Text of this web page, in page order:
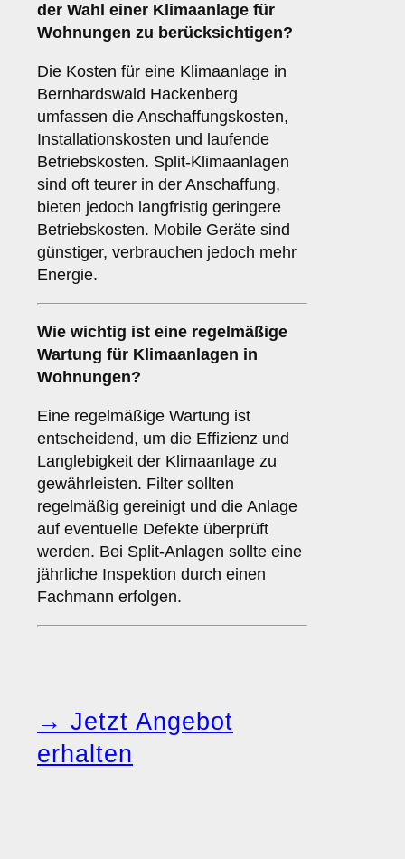
der Wahl einer Klimaanlage für
Wohnungen zu berücksichtigen?
Die Kosten für eine Klimaanlage in
Bernhardswald Hackenberg
umfassen die Anschaffungskosten,
Installationskosten und laufende
Betriebskosten. Split-Klimaanlagen
sind oft teurer in der Anschaffung,
bieten jedoch langfristig geringere
Betriebskosten. Mobile Geräte sind
günstiger, verbrauchen jedoch mehr
Energie.
Wie wichtig ist eine regelmäßige
Wartung für Klimaanlagen in
Wohnungen?
Eine regelmäßige Wartung ist
entscheidend, um die Effizienz und
Langlebigkeit der Klimaanlage zu
gewährleisten. Filter sollten
regelmäßig gereinigt und die Anlage
auf eventuelle Defekte überprüft
werden. Bei Split-Anlagen sollte eine
jährliche Inspektion durch einen
Fachmann erfolgen.
→ Jetzt Angebot
erhalten